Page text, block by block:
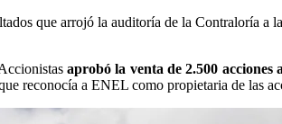
que arrojó la auditoría de la Contraloría a
aprobó la venta de 2.500
reconocía a ENEL como propietaria de las